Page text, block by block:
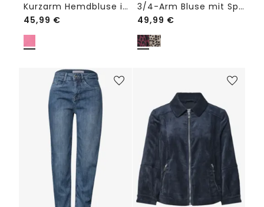
Kurzarm Hemdbluse in Unifarbe
45,99 €
3/4-Arm Bluse mit Split Neck und Print
49,99 €